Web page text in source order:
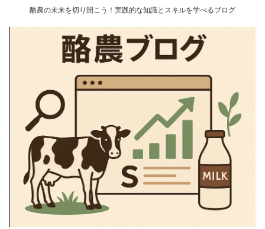
酪農の未来を切り開こう！実践的な知識とスキルを学べるブログ